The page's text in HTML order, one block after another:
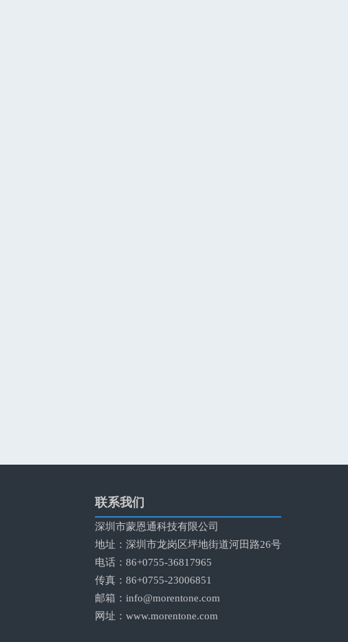
联系我们
深圳市蒙恩通科技有限公司
地址：深圳市龙岗区坪地街道河田路26号
电话：86+0755-36817965
传真：86+0755-23006851
邮箱： info@morentone.com
网址： www.morentone.com